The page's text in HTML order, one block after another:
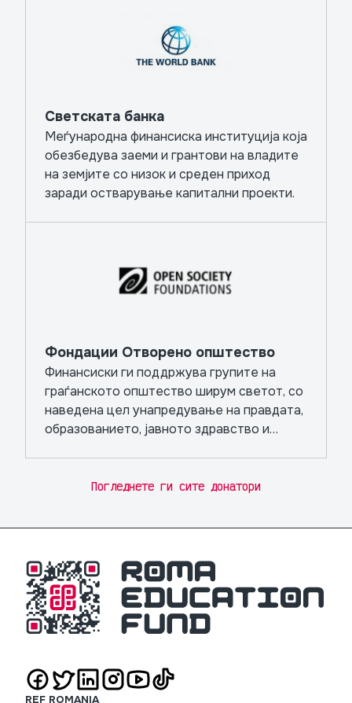
Светската банка
Меѓународна финансиска институција која
обезбедува заеми и грантови на владите
на земјите со низок и среден приход
заради остварување капитални проекти.
Фондации Отворено општество
Финансиски ги поддржува групите на
граѓанското општество ширум светот, со
наведена цел унапредување на правдата,
образованието, јавното здравство и
Погледнете ги сите донатори
REF ROMANIA